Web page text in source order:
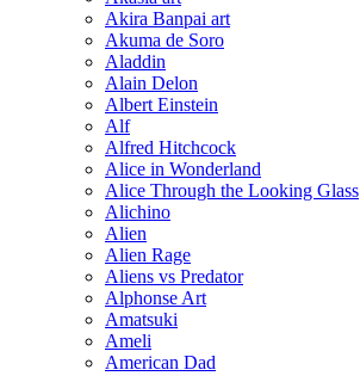
Akira Banpai art
Akuma de Soro
Aladdin
Alain Delon
Albert Einstein
Alf
Alfred Hitchcock
Alice in Wonderland
Alice Through the Looking Glass
Alichino
Alien
Alien Rage
Aliens vs Predator
Alphonse Art
Amatsuki
Ameli
American Dad